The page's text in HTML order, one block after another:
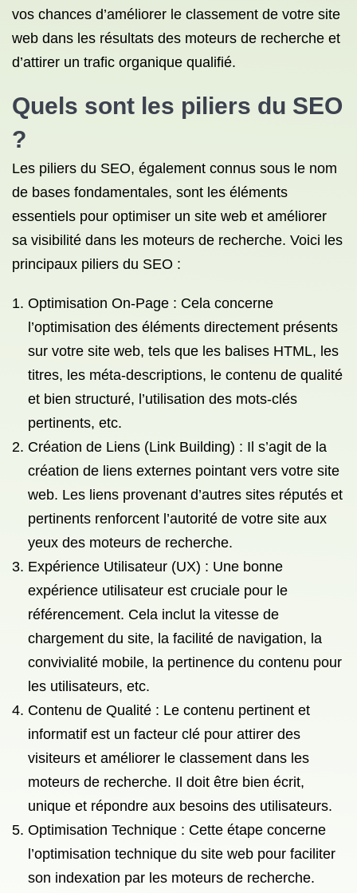
vos chances d’améliorer le classement de votre site
web dans les résultats des moteurs de recherche et
d’attirer un trafic organique qualifié.
Quels sont les piliers du SEO
?
Les piliers du SEO, également connus sous le nom
de bases fondamentales, sont les éléments
essentiels pour optimiser un site web et améliorer
sa visibilité dans les moteurs de recherche. Voici les
principaux piliers du SEO :
Optimisation On-Page : Cela concerne
l’optimisation des éléments directement présents
sur votre site web, tels que les balises HTML, les
titres, les méta-descriptions, le contenu de qualité
et bien structuré, l’utilisation des mots-clés
pertinents, etc.
Création de Liens (Link Building) : Il s’agit de la
création de liens externes pointant vers votre site
web. Les liens provenant d’autres sites réputés et
pertinents renforcent l’autorité de votre site aux
yeux des moteurs de recherche.
Expérience Utilisateur (UX) : Une bonne
expérience utilisateur est cruciale pour le
référencement. Cela inclut la vitesse de
chargement du site, la facilité de navigation, la
convivialité mobile, la pertinence du contenu pour
les utilisateurs, etc.
Contenu de Qualité : Le contenu pertinent et
informatif est un facteur clé pour attirer des
visiteurs et améliorer le classement dans les
moteurs de recherche. Il doit être bien écrit,
unique et répondre aux besoins des utilisateurs.
Optimisation Technique : Cette étape concerne
l’optimisation technique du site web pour faciliter
son indexation par les moteurs de recherche.